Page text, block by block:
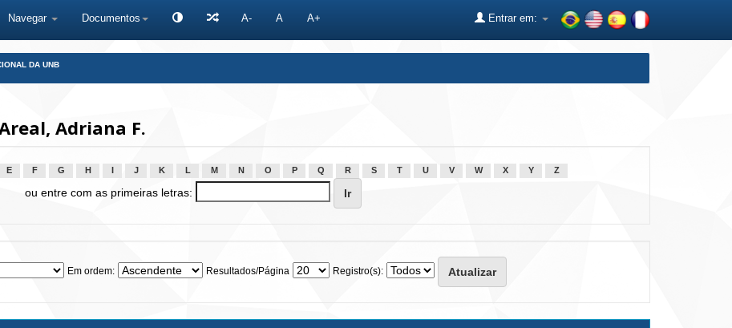
Navegar Documentos A- A A+ Entrar em:
DA UNB
Adriana F.
E F G H J K L M N O P Q R S T U V W X Y Z
ou entre com as primeiras letras:
Em ordem: Resultados/Página Registro(s):